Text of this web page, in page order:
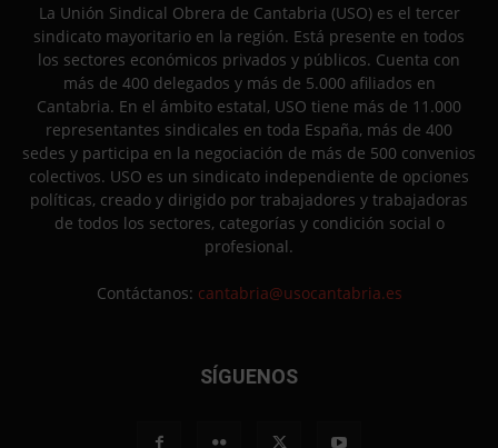
La Unión Sindical Obrera de Cantabria (USO) es el tercer
sindicato mayoritario en la región. Está presente en todos
los sectores económicos privados y públicos. Cuenta con
más de 400 delegados y más de 5.000 afiliados en
Cantabria. En el ámbito estatal, USO tiene más de 11.000
representantes sindicales en toda España, más de 400
sedes y participa en la negociación de más de 500 convenios
colectivos. USO es un sindicato independiente de opciones
políticas, creado y dirigido por trabajadores y trabajadoras
de todos los sectores, categorías y condición social o
profesional.
Contáctanos: cantabria@usocantabria.es
SÍGUENOS